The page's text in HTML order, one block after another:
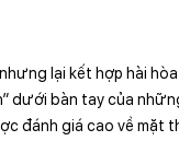
lại kết hợp hài
dưới bàn tay của
đánh giá cao về mặt